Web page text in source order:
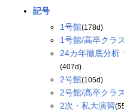
記号
1号館(178d)
1号館/高卒クラ
24カ年徹底分析
(407d)
2号館(105d)
2号館/高卒クラ
2次・私大演習